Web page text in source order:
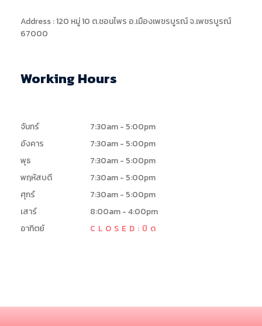
Address : 120 หมู่ 10 ต.ชอนไพร อ.เมืองเพชรบูรณ์ จ.เพชรบูรณ์
67000
Working Hours
จันทร์
7:30am - 5:00pm
อังคาร
7:30am - 5:00pm
พุธ
7:30am - 5:00pm
พฤหัสบดี
7:30am - 5:00pm
ศุกร์
7:30am - 5:00pm
เสาร์
8:00am - 4:00pm
อาทิตย์
CLOSED:ปิด